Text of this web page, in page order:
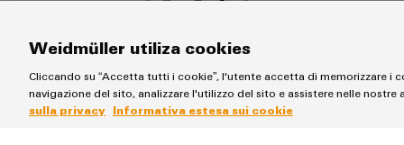
Weidmüller utiliza cookies
Cliccando su “Accetta tutti i cookie”, l'utente accetta di memorizzare i
navigazione del sito, analizzare l'utilizzo del sito e assistere nelle nostre
sulla privacy Informativa estesa sui cookie